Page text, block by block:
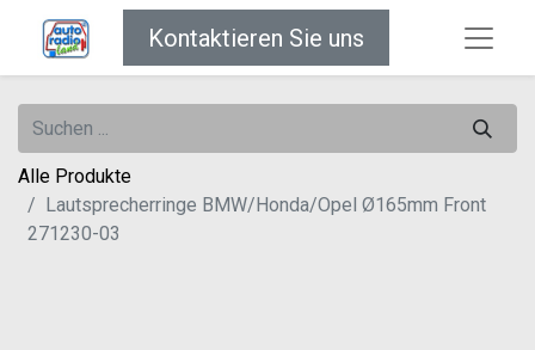
Kontaktieren Sie uns
Alle Produkte
Lautsprecherringe BMW/Honda/Opel Ø165mm Front
271230-03